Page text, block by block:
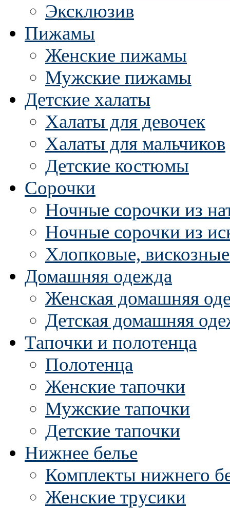
Эксклюзив
Пижамы
Женские пижамы
Мужские пижамы
Детские халаты
Халаты для девочек
Халаты для мальчиков
Детские костюмы
Сорочки
Ночные сорочки из
Ночные сорочки из
Хлопковые,
Домашняя одежда
Женская домашняя
Детская домашняя
Тапочки и полотенца
Полотенца
Женские тапочки
Мужские тапочки
Детские тапочки
Нижнее белье
Комплекты нижнего
Женские трусики